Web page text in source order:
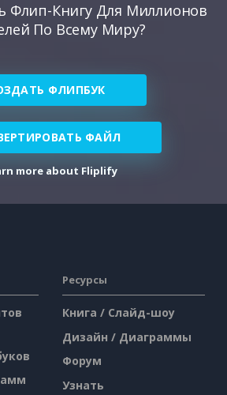
Флип-Книгу Для Миллионов
По Всему Миру?
ФЛИПБУК
ФАЙЛ
more about Fliplify
Ресурсы
Книга / Слайд-шоу
Дизайн / Диаграммы
Форум
Узнать